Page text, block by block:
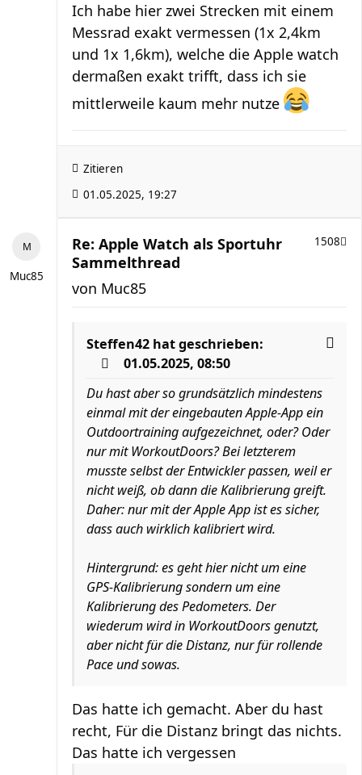
Ich habe hier zwei Strecken mit einem
Messrad exakt vermessen (1x 2,4km
und 1x 1,6km), welche die Apple watch
dermaßen exakt trifft, dass ich sie
mittlerweile kaum mehr nutze
Zitieren
01.05.2025, 19:27
Muc85
Re: Apple Watch als Sportuhr
Sammelthread
1508
von Muc85
Steffen42 hat geschrieben:
01.05.2025, 08:50
Du hast aber so grundsätzlich mindestens
einmal mit der eingebauten Apple-App ein
Outdoortraining aufgezeichnet, oder? Oder
nur mit WorkoutDoors? Bei letzterem
musste selbst der Entwickler passen, weil er
nicht weiß, ob dann die Kalibrierung greift.
Daher: nur mit der Apple App ist es sicher,
dass auch wirklich kalibriert wird.
Hintergrund: es geht hier nicht um eine
GPS-Kalibrierung sondern um eine
Kalibrierung des Pedometers. Der
wiederum wird in WorkoutDoors genutzt,
aber nicht für die Distanz, nur für rollende
Pace und sowas.
Das hatte ich gemacht. Aber du hast
recht, Für die Distanz bringt das nichts.
Das hatte ich vergessen